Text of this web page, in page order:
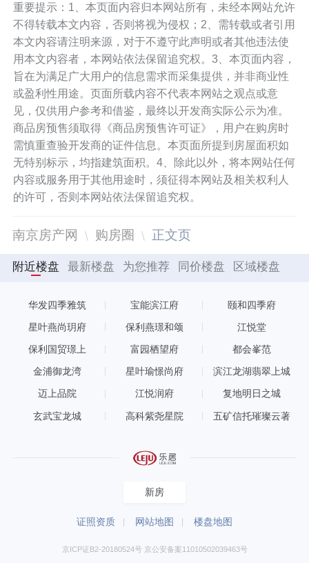
重要提示：1、本页面内容归本网站所有，未经本网站允许
不得转载本文内容，否则将视为侵权；2、需转载或者引用
本文内容请注明来源，对于不遵守此声明或者其他违法使
用本文内容者，本网站依法保留追究权。3、本页面内容，
旨在为满足广大用户的信息需求而采集提供，并非商业性
或盈利性用途。页面所载内容不代表本网站之观点或意
见，仅供用户参考和借鉴，最终以开发商实际公示为准。
商品房预售须取得《商品房预售许可证》，用户在购房时
需慎重查验开发商的证件信息。本页面所提到房屋面积如
无特别标示，均指建筑面积。4、除此以外，将本网站任何
内容或服务用于其他用途时，须征得本网站及相关权利人
的许可，否则本网站依法保留追究权。
南京房产网 购房圈 正文页
附近楼盘 最新楼盘 为您推荐 同价楼盘 区域楼盘
华发四季雅筑 宝能滨江府 颐和四季府
星叶燕尚玥府 保利燕璟和颂 江悦堂
保利国贸璟上 富园栖望府 都会峯范
金浦御龙湾 星叶瑜憬尚府 滨江龙湖翡翠上城
迈上品院 江悦润府 复地明日之城
玄武宝龙城 高科紫尧星院 五矿信托璀璨云著
新房
证照资质 网站地图 楼盘地图
京ICP证B2-20180524号 京公安备案11010502039463号